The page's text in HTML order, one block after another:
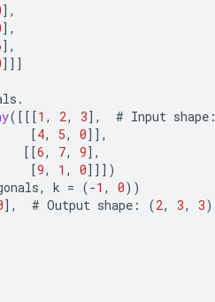
] ,
] ,
] ,
]]]
.
( [[[1 , 2, 3] , # Input shape :
[4, 5, 0]] ,
[[6, 7, 9] ,
[9, 1 , 0]]] )
, k = (-1 , 0))
] , # Output shape : (2, 3, 3)